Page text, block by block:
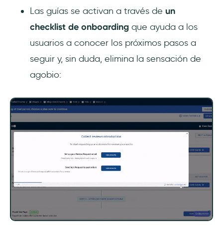
Las guías se activan a través de un
checklist de onboarding que ayuda a los
usuarios a conocer los próximos pasos a
seguir y, sin duda, elimina la sensación de
agobio: